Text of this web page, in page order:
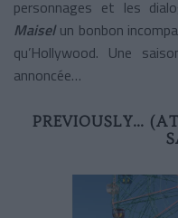
personnages et les
Maiselun bonbon
qu’Hollywood. Une
annoncée…
PREVIOUSLY…